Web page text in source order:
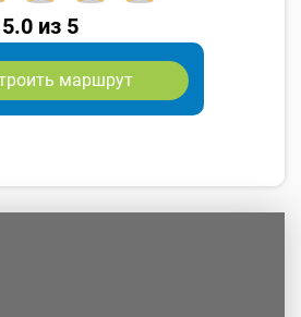
5.0 из 5
маршрут